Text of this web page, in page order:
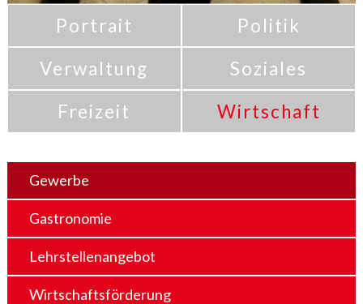
Portrait
Politik
Verwaltung
Soziales
Freizeit
Wirtschaft
Gewerbe
Gastronomie
Lehrstellenangebot
Wirtschaftsförderung